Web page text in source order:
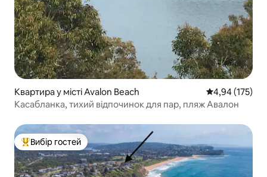
Квартира у місті Avalon Beach Середня
4,94 (175)
Касабланка, тихий відпочинок для пар, пляж Авалон
Топ вибір гостей
Вибір гостей